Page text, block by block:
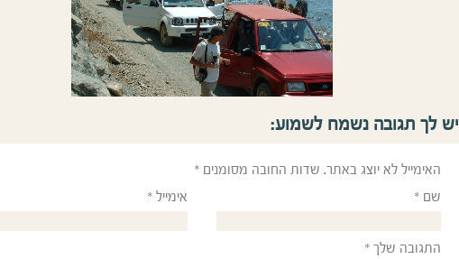
יש לך תגובה נשמח לשמוע:
האימייל לא יוצג באתר. שדות החובה מסומנים *
שם * אימייל *
התגובה שלך *